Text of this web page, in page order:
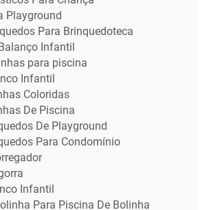
Playground
Para Brinquedoteca
Infantil
para piscina
Infantil
Coloridas
De Piscina
De Playground
Para Condomínio
Infantil
Para Piscina De Bolinha